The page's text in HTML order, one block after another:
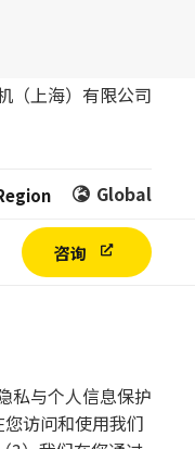
（上海）有限公司
Global
咨询
私与个人信息保护
访问和使用我们